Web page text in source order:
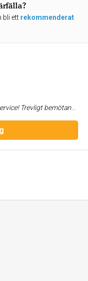
bli ett rekommenderat
Fick hjälp med allt från början till slut i ett garantiärende av en moped⭐️ Tack Johan för ditt engagemang!